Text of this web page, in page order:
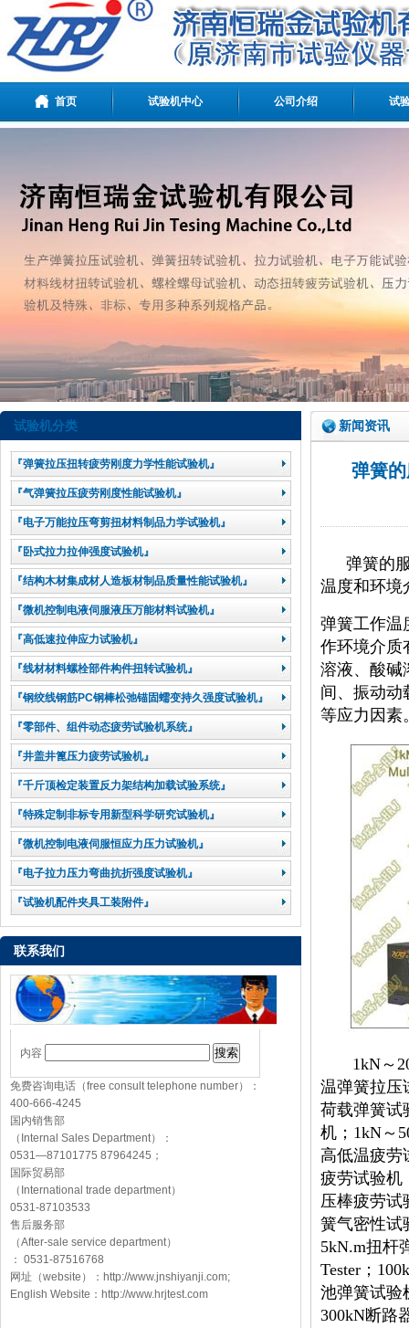
首页 试验机中心 公司介绍 试
试验机分类
『弹簧拉压扭转疲劳刚度力学性能试验机』
『气弹簧拉压疲劳刚度性能试验机』
『电子万能拉压弯剪扭材料制品力学试验机』
『卧式拉力拉伸强度试验机』
『结构木材集成材人造板材制品质量性能试验机』
『微机控制电液伺服液压万能材料试验机』
『高低速拉伸应力试验机』
『线材材料螺栓部件构件扭转试验机』
『钢绞线钢筋PC钢棒松弛锚固蠕变持久强度试验机』
『零部件、组件动态疲劳试验机系统』
『井盖井篦压力疲劳试验机』
『千斤顶检定装置反力架结构加载试验系统』
『特殊定制非标专用新型科学研究试验机』
『微机控制电液伺服恒应力压力试验机』
『电子拉力压力弯曲抗折强度试验机』
『试验机配件夹具工装附件』
联系我们
内容
免费咨询电话（free consult telephone number）：
400-666-4245
国内销售部
（Internal Sales Department）：
0531—87101775 87964245；
国际贸易部
（International trade department）
0531-87103533
售后服务部
（After-sale service department）
： 0531-87516768
网址（website）：http://www.jnshiyanji.com;
English Website：http://www.hrjtest.com
新闻资讯
弹簧
弹簧的
温度和环境
弹簧工作温
作环境介质
溶液、酸碱
间、振动动
等应力因素
1kN～
温弹簧拉压
荷载弹簧试
机；1kN～
高低温疲劳
疲劳试验机
压棒疲劳试
簧气密性试
5kN.m扭杆
Tester；
池弹簧试验
300kN断路